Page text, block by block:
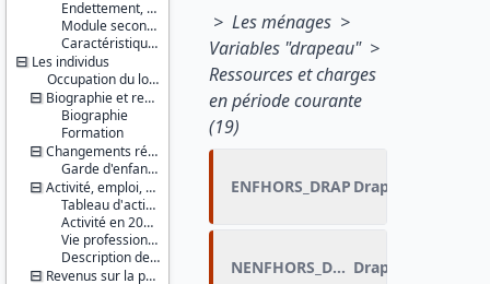
Endettement, confort financier
Module secondaire européen
Caractéristiques d'enquête
Les individus
Occupation du logement
Biographie et ressources culturelles
Biographie
Formation
Changements récents et jeunes enfants
Garde d'enfants âgés de 12 ans ou moins
Activité, emploi, profession
Tableau d'activité
Activité en 2015 et 2016
Vie professionnelle et marché du travail
Description de l'activité ou ancienne activité
Revenus sur la période de référence
> Les ménages >
Variables "drapeau" >
Ressources et charges
en période courante
(19)
ENFHORS_DRAP Drapeau de
NENFHORS_DRAPDrapeau de